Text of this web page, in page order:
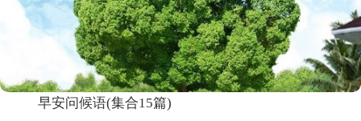
早安问候语(集合15篇)